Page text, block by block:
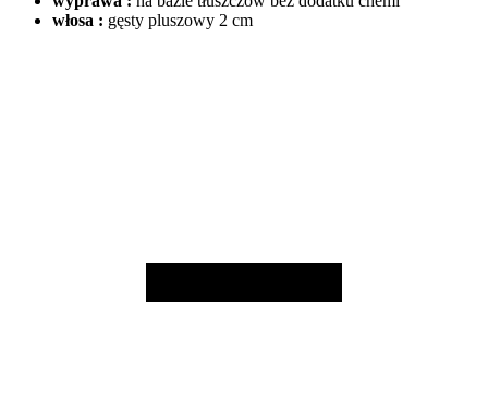
włosa : gęsty pluszowy 2 cm